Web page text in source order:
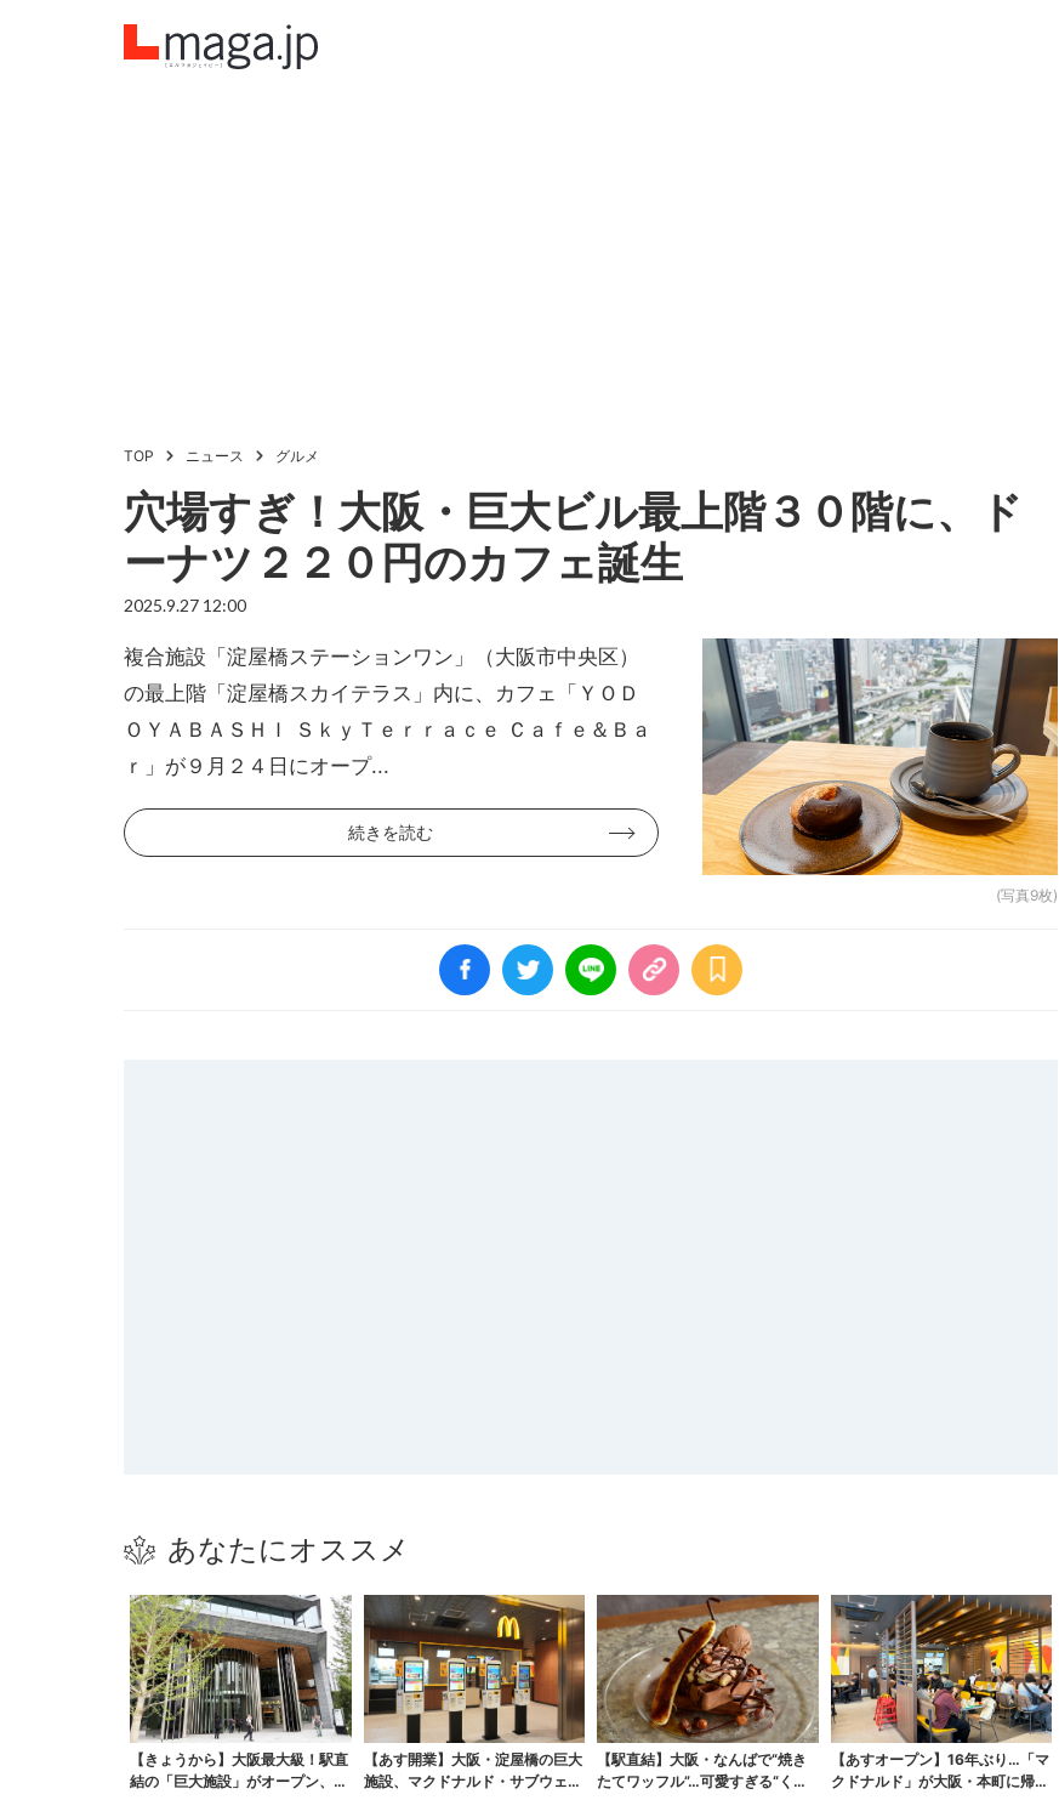
TOP ニュース グルメ
穴場すぎ！大阪・巨大ビル最上階３０階に、ド
ーナツ２２０円のカフェ誕生
2025.9.27 12:00
(写真9枚)
複合施設「淀屋橋ステーションワン」（大阪市中央区）
の最上階「淀屋橋スカイテラス」内に、カフェ「ＹＯＤ
ＯＹＡＢＡＳＨＩ ＳｋｙＴｅｒｒａｃｅ Ｃａｆｅ＆Ｂａ
ｒ」が９月２４日にオープ...
続きを読む
あなたにオススメ
【きょうから】大阪最大級！駅直
結の「巨大施設」がオープン、誰
【あす開業】大阪・淀屋橋の巨大
施設、マクドナルド・サブウェ
【駅直結】大阪・なんばで“焼き
たてワッフル”…可愛すぎる“くま
【あすオープン】16年ぶり…「マ
クドナルド」が大阪・本町に帰っ